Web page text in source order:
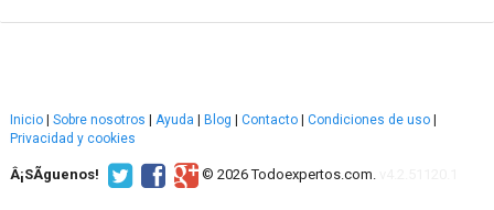
Inicio | Sobre nosotros | Ayuda | Blog | Contacto | Condiciones de uso |
Privacidad y cookies
Â¡SÃ­guenos! © 2026 Todoexpertos.com.